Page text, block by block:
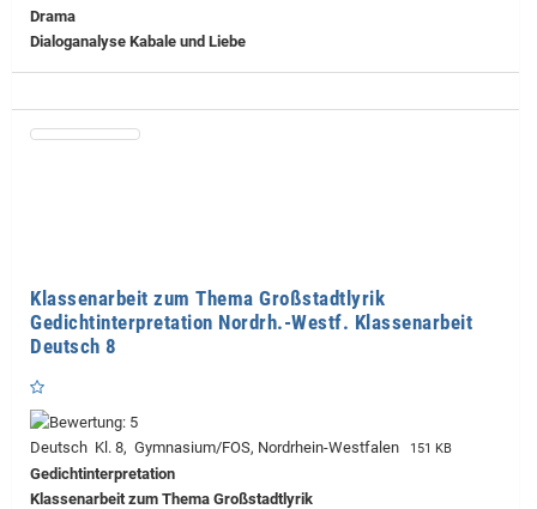
Drama
Dialoganalyse Kabale und Liebe
Klassenarbeit zum Thema Großstadtlyrik
Gedichtinterpretation Nordrh.-Westf. Klassenarbeit
Deutsch 8
Deutsch Kl. 8, Gymnasium/FOS, Nordrhein-Westfalen 151 KB
Gedichtinterpretation
Klassenarbeit zum Thema Großstadtlyrik